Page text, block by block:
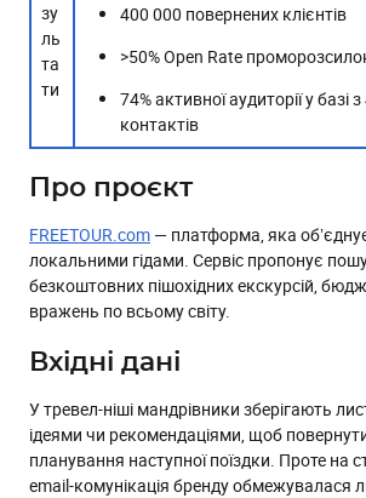
зу
ль
та
тиㅤㅤㅤㅤㅤ
400 000 повернених клієнтів
>50% Open Rate
74% активної аудиторії у базі
контактів
Про проєкт
FREETOUR.com — платформа, яка
локальними гідами. Сервіс пропонує
безкоштовних пішохідних екскурсій,
вражень по всьому світу.
Вхідні дані
‍У тревел-ніші мандрівники зберігають
ідеями чи рекомендаціями, щоб
планування наступної поїздки. Проте на
email-комунікація бренду обмежувалася